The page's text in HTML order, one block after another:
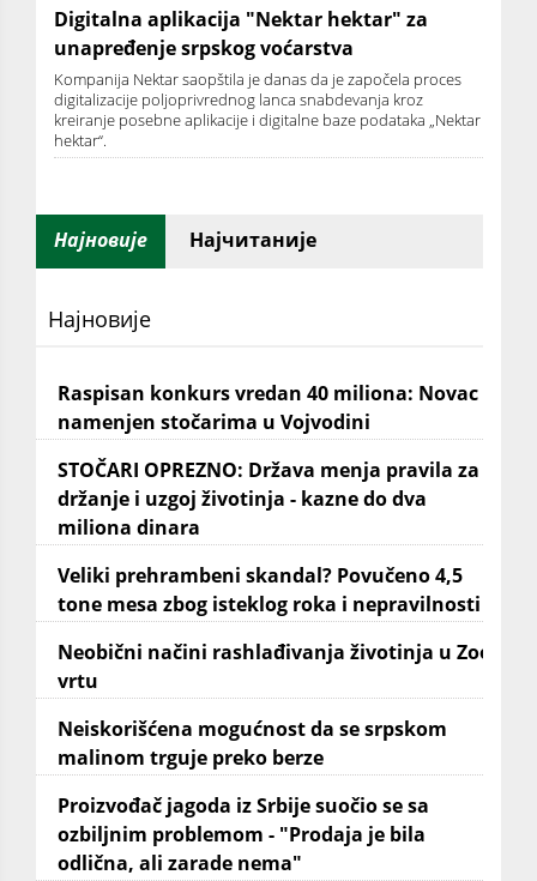
Digitalna aplikacija "Nektar hektar" za
unapređenje srpskog voćarstva
Kompanija Nektar saopštila je danas da je započela proces
digitalizacije poljoprivrednog lanca snabdevanja kroz
kreiranje posebne aplikacije i digitalne baze podataka „Nektar
hektar“.
Најновије Најчитаније
Најновије
Raspisan konkurs vredan 40 miliona: Novac
namenjen stočarima u Vojvodini
STOČARI OPREZNO: Država menja pravila za
držanje i uzgoj životinja - kazne do dva
miliona dinara
Veliki prehrambeni skandal? Povučeno 4,5
tone mesa zbog isteklog roka i nepravilnosti
Neobični načini rashlađivanja životinja u Zoo
vrtu
Neiskorišćena mogućnost da se srpskom
malinom trguje preko berze
Proizvođač jagoda iz Srbije suočio se sa
ozbiljnim problemom - "Prodaja je bila
odlična, ali zarade nema"